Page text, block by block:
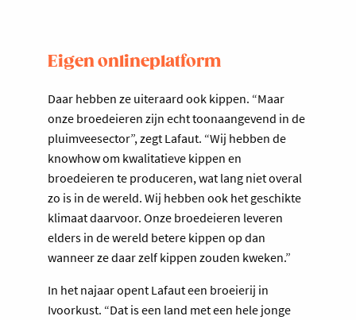
Eigen onlineplatform
Daar hebben ze uiteraard ook kippen. “Maar
onze broedeieren zijn echt toonaangevend in de
pluimveesector”, zegt Lafaut. “Wij hebben de
knowhow om kwalitatieve kippen en
broedeieren te produceren, wat lang niet overal
zo is in de wereld. Wij hebben ook het geschikte
klimaat daarvoor. Onze broedeieren leveren
elders in de wereld betere kippen op dan
wanneer ze daar zelf kippen zouden kweken.”
In het najaar opent Lafaut een broeierij in
Ivoorkust. “Dat is een land met een hele jonge